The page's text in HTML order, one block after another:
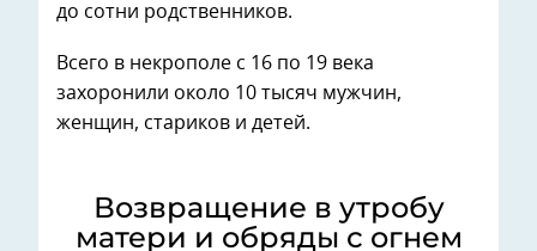
до сотни родственников.
Всего в некрополе с 16 по 19 века
захоронили около 10 тысяч мужчин,
женщин, стариков и детей.
Возвращение в утробу
матери и обряды с огнем